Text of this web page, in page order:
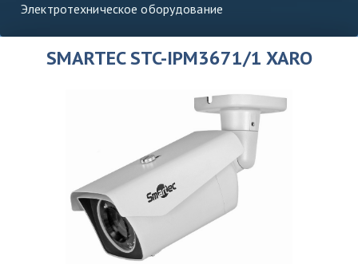
Электротехническое оборудование
SMARTEC STC-IPM3671/1 XARO